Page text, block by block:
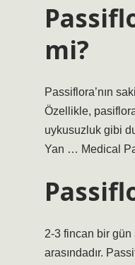
mi?
Passiflora’nın
Özellikle,
uykusuzluk gibi
Yan … Medical
2-3 fincan bir
arasındadır.